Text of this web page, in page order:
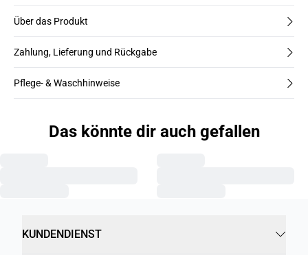
Über das Produkt
Zahlung, Lieferung und Rückgabe
Pflege- & Waschhinweise
Das könnte dir auch gefallen
KUNDENDIENST